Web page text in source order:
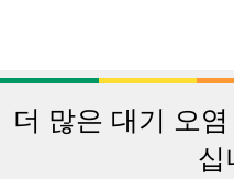
더 많은 대기 오
십